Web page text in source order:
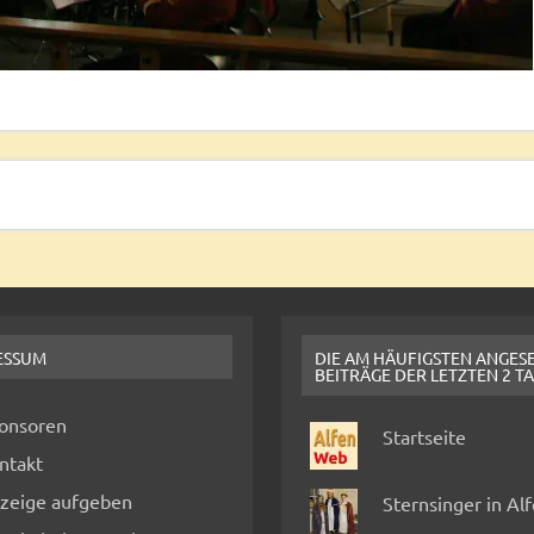
aufgeben
DIE AM HÄUFIGSTEN
BEITRÄGE DER LETZTEN 2
Startseite
Sternsinger in